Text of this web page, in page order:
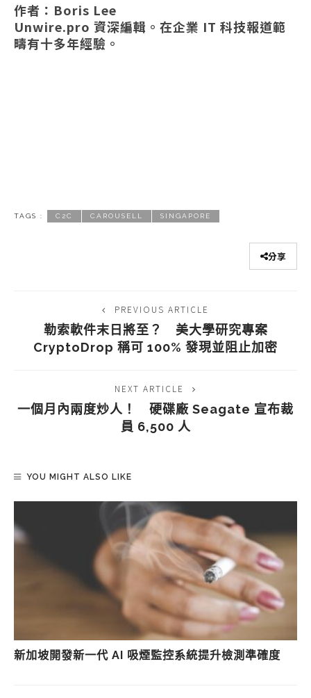
作者：Boris Lee
Unwire.pro 資深編輯。在企業 IT 科技報道範
疇有十多年經驗。
TAGS : C2C CAROUSELL SINGAPORE
分享
PREVIOUS ARTICLE
勒索軟件末日將至？ 美大學研究專案
CryptoDrop 稱可 100% 發現並阻止加密
NEXT ARTICLE
一個月內兩度炒人！ 硬碟廠 Seagate 宣布裁
員 6,500 人
YOU MIGHT ALSO LIKE
新加坡開發新一代 AI 吸煙監控系統提升檢測準確度